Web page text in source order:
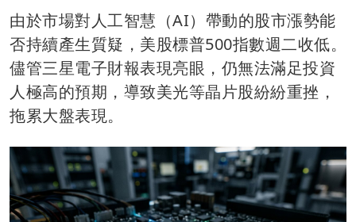
由於市場對人工智慧（AI）帶動的股市漲勢能
否持續產生質疑，美股標普500指數週二收低。
儘管三星電子財報表現亮眼，仍無法滿足投資
人極高的預期，導致美光等晶片股紛紛重挫，
拖累大盤表現。